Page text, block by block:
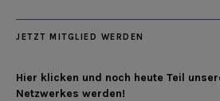
JETZT MITGLIED WERDEN
Hier klicken und noch heute Teil
Netzwerkes werden!